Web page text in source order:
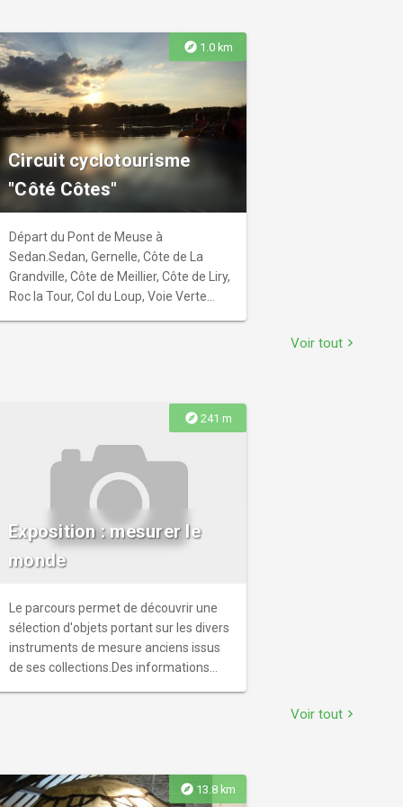
Ardenne (Belgique) ou une aventure de
quelques jours (possibilité de boucles),
le GR vous offrira un parcours qui ne
manquera pas de vous laisser de
fabuleux souvenirs. Appareil photo
recommandé!
explore 1.0 km
Circuit cyclotourisme
"Côté Côtes"
Départ du Pont de Meuse à
Sedan.Sedan, Gernelle, Côte de La
Grandville, Côte de Meillier, Côte de Liry,
Roc la Tour, Col du Loup, Voie Verte
Voir tout chevron_right
explore 241 m
Exposition : mesurer le
monde
Le parcours permet de découvrir une
sélection d'objets portant sur les divers
instruments de mesure anciens issus
de ses collections.Des informations
temps, de la longueur et de la masse…),
Voir tout chevron_right
explore 13.8 km